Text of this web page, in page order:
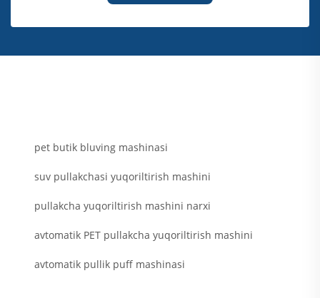
pet butik bluving mashinasi
suv pullakchasi yuqoriltirish mashini
pullakcha yuqoriltirish mashini narxi
avtomatik PET pullakcha yuqoriltirish mashini
avtomatik pullik puff mashinasi